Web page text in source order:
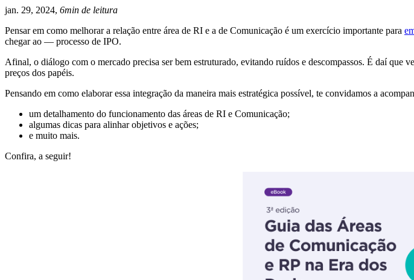
jan. 29, 2024, 6min de leitura
Pensar em como melhorar a relação entre área de RI e a de Comunicação é um exercício importante para
chegar ao — processo de IPO.
Afinal, o diálogo com o mercado precisa ser bem estruturado, evitando ruídos e descompassos. É daí
preços dos papéis.
Pensando em como elaborar essa integração da maneira mais estratégica possível, te convidamos a
um detalhamento do funcionamento das áreas de RI e Comunicação;
algumas dicas para alinhar objetivos e ações;
e muito mais.
Confira, a seguir!